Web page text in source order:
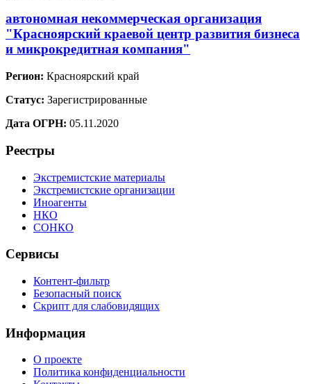
автономная некоммерческая организация
"Красноярский краевой центр развития бизнеса
и микрокредитная компания"
Регион: Красноярский край
Статус: Зарегистрированные
Дата ОГРН: 05.11.2020
Реестры
Экстремистские материалы
Экстремистские организации
Иноагенты
НКО
СОНКО
Сервисы
Контент-фильтр
Безопасный поиск
Скрипт для слабовидящих
Информация
О проекте
Политика конфиденциальности